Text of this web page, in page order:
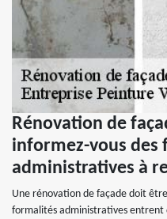
Rénovation de
informez-vous des
administratives à
Une rénovation de façade doit
formalités administratives entrent